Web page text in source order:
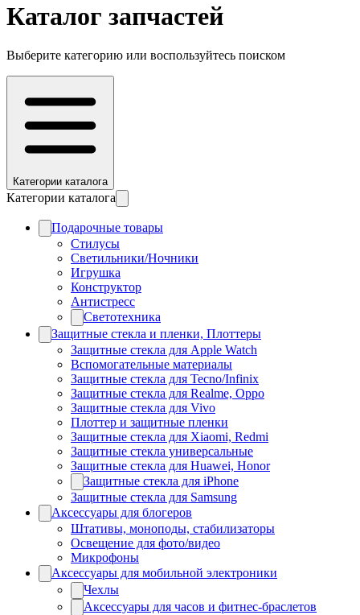
Каталог запчастей
Выберите категорию или воспользуйтесь поиском
Категории каталога
Категории каталога
Подарочные товары
Стилусы
Светильники/Ночники
Игрушка
Конструктор
Антистресс
Светотехника
Защитные стекла и пленки, Плоттеры
Защитные стекла для Apple Watch
Вспомогательные материалы
Защитные стекла для Tecno/Infinix
Защитные стекла для Realme, Oppo
Защитные стекла для Vivo
Плоттер и защитные пленки
Защитные стекла для Xiaomi, Redmi
Защитные стекла универсальные
Защитные стекла для Huawei, Honor
Защитные стекла для iPhone
Защитные стекла для Samsung
Аксессуары для блогеров
Штативы, моноподы, стабилизаторы
Освещение для фото/видео
Микрофоны
Аксессуары для мобильной электроники
Чехлы
Аксессуары для часов и фитнес-браслетов